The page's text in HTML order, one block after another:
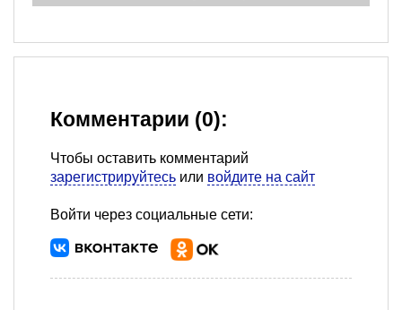
Комментарии (0):
Чтобы оставить комментарий
зарегистрируйтесь или войдите на сайт
Войти через социальные сети: